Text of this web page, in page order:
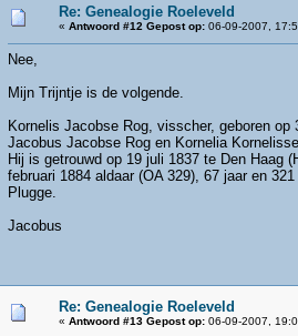
Re: Genealogie Roeleveld
« Antwoord #12 Gepost op:06-09-2007,
Nee,
Mijn Trijntje is de volgende.
Kornelis Jacobse Rog, visscher, geboren
Jacobus Jacobse Rog en Kornelia
Hij is getrouwd op 19 juli 1837 te Den Haag
februari 1884 aldaar (OA 329), 67 jaar en
Plugge.
Jacobus
Re: Genealogie Roeleveld
« Antwoord #13 Gepost op:06-09-2007,